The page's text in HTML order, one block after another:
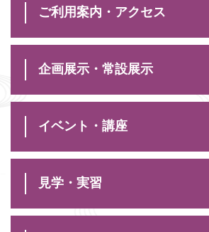
ご利用案内・アクセス
企画展示・常設展示
イベント・講座
見学・実習